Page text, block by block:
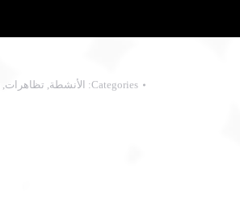
Categories: الأنشطة, تظاهرات,